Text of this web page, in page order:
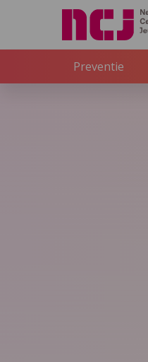
Preventie